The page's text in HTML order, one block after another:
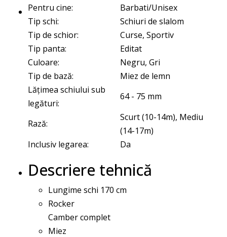
Pentru cine:
Barbati/Unisex
Tip schi:
Schiuri de slalom
Tip de schior:
Curse, Sportiv
Tip panta:
Editat
Culoare:
Negru, Gri
Tip de bază:
Miez de lemn
Lățimea schiului sub
legături:
64 - 75 mm
Rază:
Scurt (10-14m), Mediu
(14-17m)
Inclusiv legarea:
Da
Descriere tehnică
Lungime schi 170 cm
Rocker
Camber complet
Miez